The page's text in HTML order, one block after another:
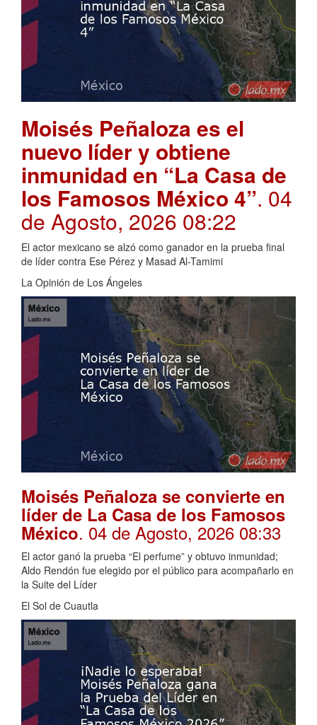
Moisés Peñaloza es el
nuevo líder y obtiene
inmunidad en “La Casa de
los Famosos México 4”. 04
de Agosto, 2026 08:22
El actor mexicano se alzó como ganador en la prueba final
de líder contra Ese Pérez y Masad Al-Tamimi
La Opinión de Los Ángeles
Moisés Peñaloza se convierte en
líder de La Casa de los Famosos
México. 04 de Agosto, 2026 08:33
El actor ganó la prueba “El perfume” y obtuvo inmunidad;
Aldo Rendón fue elegido por el público para acompañarlo en
la Suite del Líder
El Sol de Cuautla